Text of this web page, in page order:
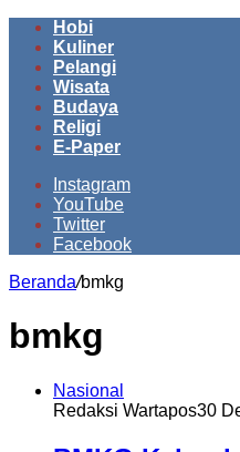
Hobi
Kuliner
Pelangi
Wisata
Budaya
Religi
E-Paper
Instagram
YouTube
Twitter
Facebook
Beranda/bmkg
bmkg
Nasional
Redaksi Wartapos30